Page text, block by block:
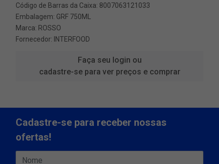
Código de Barras da Caixa: 8007063121033
Embalagem: GRF 750ML
Marca: ROSSO
Fornecedor: INTERFOOD
Faça seu login ou
cadastre-se para ver preços e comprar
Cadastre-se para receber nossas
ofertas!